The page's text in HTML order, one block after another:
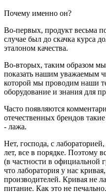
Почему именно он?
Во-первых, продукт весьма
случае был до скачка курса
эталоном качества.
Во-вторых, таким образом
показать нашим уважаемым
которой мы проводим наши
оборудование и знания для
Часто появляются
отечественных брендов
- лажа.
Нет, господа, с
лет, все в порядке. Поэтому
(в частности в официальной
что лаборатория у нас
производителей. Кривая не
питание. Как это не печально.